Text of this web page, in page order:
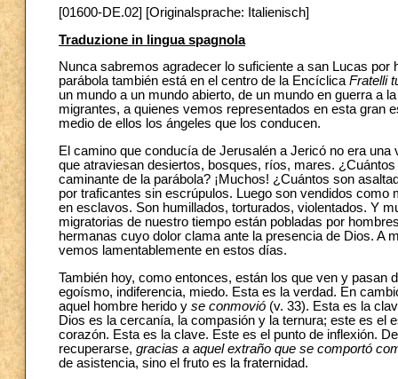
[01600-DE.02] [Originalsprache: Italienisch]
Traduzione in lingua spagnola
Nunca sabremos agradecer lo suficiente a san Lucas
parábola también está en el centro de la EncíclicaFratelli
un mundo a un mundo abierto, de un mundo en guerra a
migrantes, a quienes vemos representados en esta gran
medio de ellos los ángeles que los conducen.
El camino que conducía de Jerusalén a Jericó no era
que atraviesan desiertos, bosques, ríos, mares.
caminante de la parábola? ¡Muchos! ¿Cuántos son
por traficantes sin escrúpulos. Luego son vendidos
en esclavos. Son humillados, torturados, violentados. Y
migratorias de nuestro tiempo están pobladas por
hermanas cuyo dolor clama ante la presencia de Dios. A
vemos lamentablemente en estos días.
También hoy, como entonces, están los que ven y pasan
egoísmo, indiferencia, miedo. Esta es la verdad. En
aquel hombre herido y se conmovió (v. 33). Esta es la
Dios es la cercanía, la compasión y la ternura; este es el
corazón. Esta es la clave. Este es el punto de inflexión.
recuperarse, gracias a aquel extraño que se comportó
de asistencia, sino el fruto es la fraternidad.